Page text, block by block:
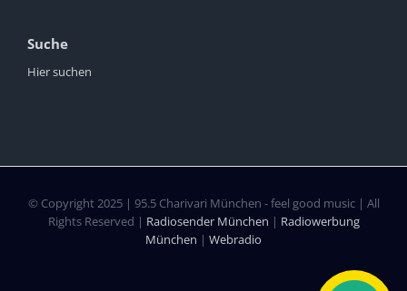
Suche
Hier suchen
© Copyright 2025 | 95.5 Charivari München - feel good music | All
Rights Reserved | Radiosender München | Radiowerbung
München | Webradio